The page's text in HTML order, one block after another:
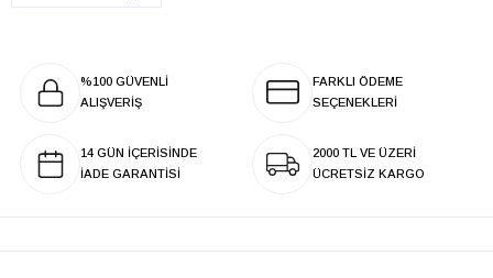
%100 GÜVENLİ
ALIŞVERİŞ
FARKLI ÖDEME
SEÇENEKLERİ
14 GÜN İÇERİSİNDE
İADE GARANTİSİ
2000 TL VE ÜZERİ
ÜCRETSİZ KARGO